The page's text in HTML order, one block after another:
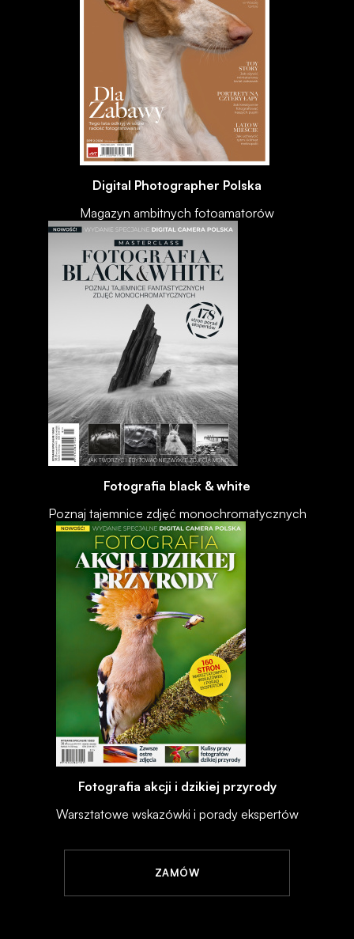
Digital Photographer Polska
Magazyn ambitnych fotoamatorów
Fotografia black & white
Poznaj tajemnice zdjęć monochromatycznych
Fotografia akcji i dzikiej przyrody
Warsztatowe wskazówki i porady ekspertów
ZAMÓW